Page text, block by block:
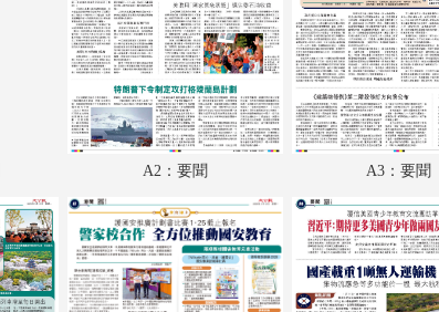
A1-A22：要聞
B1：副刊
B2：大公園
B3：小公園
A2：要聞 A3：要聞